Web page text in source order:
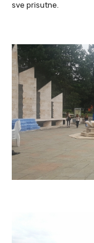
sve prisutne.